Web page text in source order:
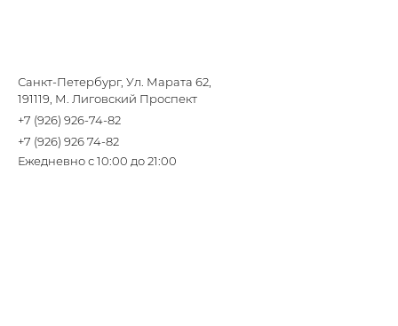
Санкт-Петербург, Ул. Марата 62,
191119, М. Лиговский Проспект
+7 (926) 926-74-82
+7 (926) 926 74-82
Ежедневно с 10:00 до 21:00